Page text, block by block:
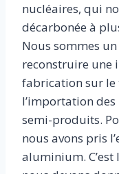
nucléaires, qui
décarbonée à
Nous sommes
reconstruire une
fabrication sur le
l’importation
semi-produits.
nous avons pris
aluminium.